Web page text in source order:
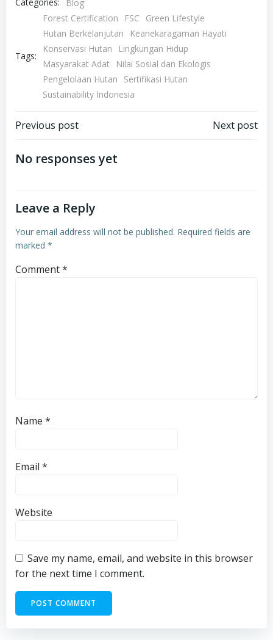
Categories: Blog
Tags:
Forest Certification FSC
Green Lifestyle
Hutan Berkelanjutan
Keanekaragaman Hayati
Konservasi Hutan
Lingkungan Hidup
Masyarakat Adat
Nilai Sosial dan Ekologis
Pengelolaan Hutan
Sertifikasi Hutan
Sustainability Indonesia
Post
navigation
Previous post Next post
No responses yet
Leave a Reply
Your email address will not be published. Required fields are
marked *
Comment*
Name *
Email *
Website
Save my name, email, and website in this browser
for the next time I comment.